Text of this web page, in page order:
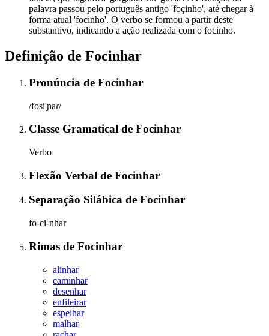
palavra passou pelo português antigo 'foçinho', até chegar à
forma atual 'focinho'. O verbo se formou a partir deste
substantivo, indicando a ação realizada com o focinho.
Definição de Focinhar
Pronúncia de Focinhar
/fosi'ɲaɾ/
Classe Gramatical de Focinhar
Verbo
Flexão Verbal de Focinhar
Separação Silábica de Focinhar
fo-ci-nhar
Rimas de Focinhar
alinhar
caminhar
desenhar
enfileirar
espelhar
malhar